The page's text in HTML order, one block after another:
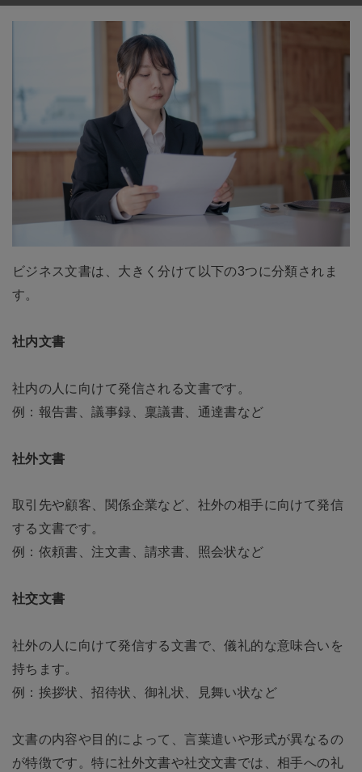
ビジネス文書は、大きく分けて以下の3つに分類されま
す。
社内文書
社内の人に向けて発信される文書です。
例：報告書、議事録、稟議書、通達書など
社外文書
取引先や顧客、関係企業など、社外の相手に向けて発信
する文書です。
例：依頼書、注文書、請求書、照会状など
社交文書
社外の人に向けて発信する文書で、儀礼的な意味合いを
持ちます。
例：挨拶状、招待状、御礼状、見舞い状など
文書の内容や目的によって、言葉遣いや形式が異なるの
が特徴です。特に社外文書や社交文書では、相手への礼